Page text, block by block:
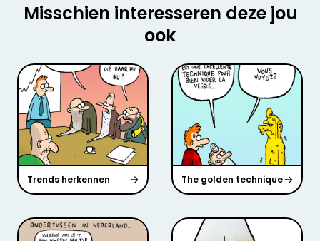
Misschien interesseren deze jou
ook
Trends herkennen The golden technique